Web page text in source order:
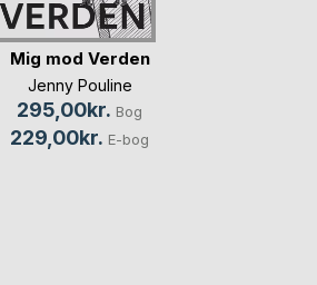
Mig mod Verden
Jenny Pouline
295,00kr. Bog
229,00kr. E-bog